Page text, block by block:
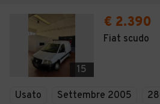
Moto
Camper
Veicoli Commerciali
15
€ 2.390
Fiat scudo
Usato Settembre 2005